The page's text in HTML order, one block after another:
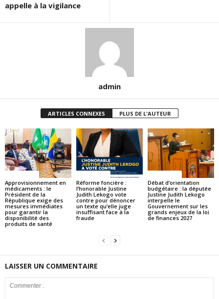
appelle à la vigilance
admin
ARTICLES CONNEXES PLUS DE L'AUTEUR
Approvisionnement en
médicaments : le
Président de la
République exige des
mesures immédiates
pour garantir la
disponibilité des
produits de santé
Réforme foncière :
l’honorable Justine
Judith Lekogo vote
contre pour dénoncer
un texte qu’elle juge
insuffisant face à la
fraude
Débat d’orientation
budgétaire : la députée
Justine Judith Lekogo
interpelle le
Gouvernement sur les
grands enjeux de la loi
de finances 2027
LAISSER UN COMMENTAIRE